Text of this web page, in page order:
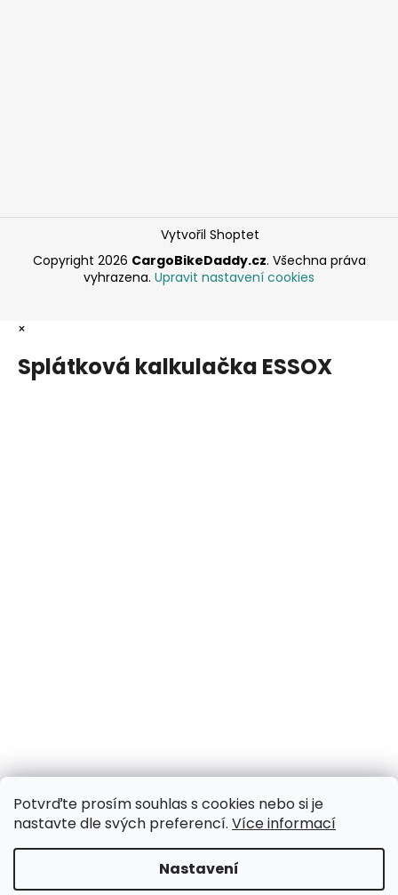
Potvrďte prosím souhlas s cookies nebo si je
nastavte dle svých preferencí. Více informací
Nastavení
Vytvořil Shoptet
Copyright 2026 CargoBikeDaddy.cz. Všechna práva
vyhrazena. Upravit nastavení cookies
×
Splátková kalkulačka ESSOX